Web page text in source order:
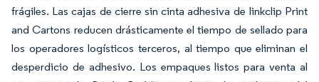
frágiles. Las cajas de cierre sin cinta adhesiva de Iinkclip Print
and Cartons reducen drásticamente el tiempo de sellado para
los operadores logísticos terceros, al tiempo que eliminan el
desperdicio de adhesivo. Los empaques listos para venta al